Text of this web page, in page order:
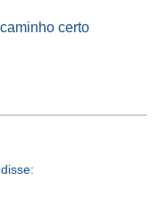
certo
disse: